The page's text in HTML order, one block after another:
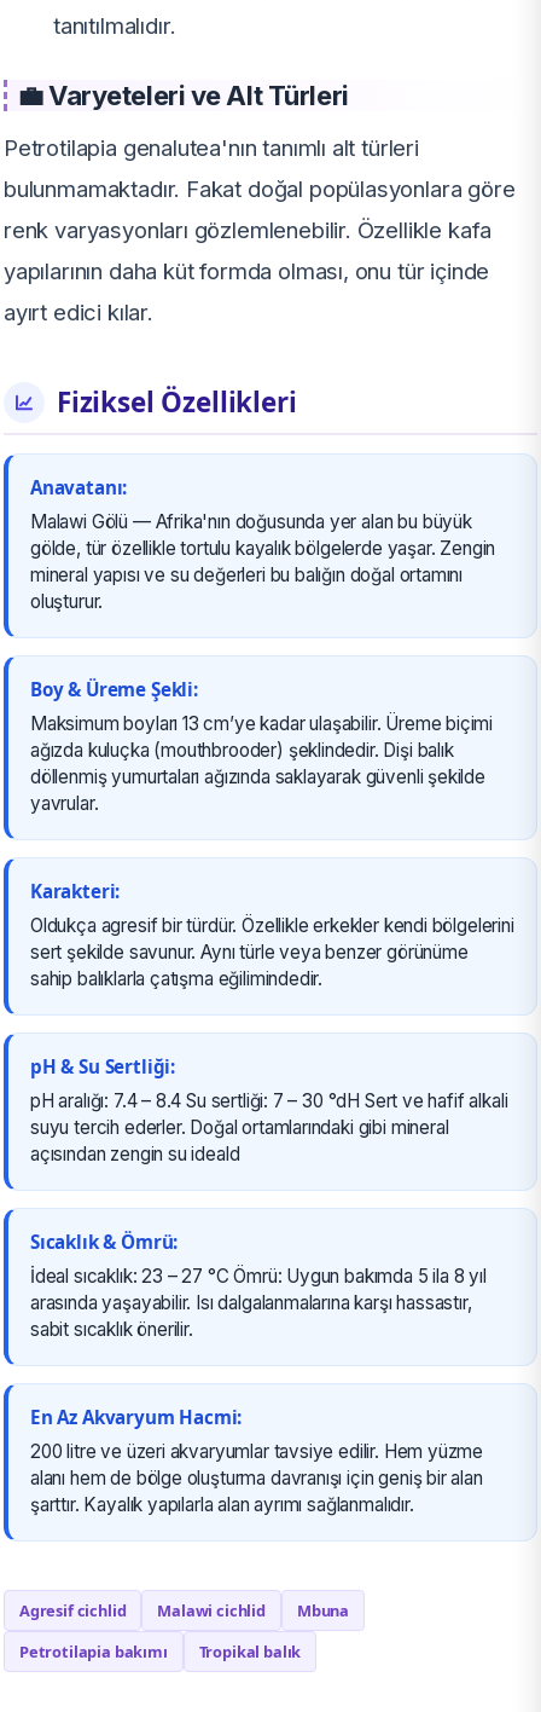
tanıtılmalıdır.
💼 Varyeteleri ve Alt Türleri
Petrotilapia genalutea'nın tanımlı alt türleri
bulunmamaktadır. Fakat doğal popülasyonlara göre
renk varyasyonları gözlemlenebilir. Özellikle kafa
yapılarının daha küt formda olması, onu tür içinde
ayırt edici kılar.
Fiziksel Özellikleri
Anavatanı:
Malawi Gölü — Afrika'nın doğusunda yer alan bu büyük
gölde, tür özellikle tortulu kayalık bölgelerde yaşar. Zengin
mineral yapısı ve su değerleri bu balığın doğal ortamını
oluşturur.
Boy & Üreme Şekli:
Maksimum boyları 13 cm’ye kadar ulaşabilir. Üreme biçimi
ağızda kuluçka (mouthbrooder) şeklindedir. Dişi balık
döllenmiş yumurtaları ağızında saklayarak güvenli şekilde
yavrular.
Karakteri:
Oldukça agresif bir türdür. Özellikle erkekler kendi bölgelerini
sert şekilde savunur. Aynı türle veya benzer görünüme
sahip balıklarla çatışma eğilimindedir.
pH & Su Sertliği:
pH aralığı: 7.4 – 8.4 Su sertliği: 7 – 30 °dH Sert ve hafif alkali
suyu tercih ederler. Doğal ortamlarındaki gibi mineral
açısından zengin su ideald
Sıcaklık & Ömrü:
İdeal sıcaklık: 23 – 27 °C Ömrü: Uygun bakımda 5 ila 8 yıl
arasında yaşayabilir. Isı dalgalanmalarına karşı hassastır,
sabit sıcaklık önerilir.
En Az Akvaryum Hacmi:
200 litre ve üzeri akvaryumlar tavsiye edilir. Hem yüzme
alanı hem de bölge oluşturma davranışı için geniş bir alan
şarttır. Kayalık yapılarla alan ayrımı sağlanmalıdır.
Agresif cichlid Malawi cichlid
Mbuna
Petrotilapia bakımı
Tropikal balık